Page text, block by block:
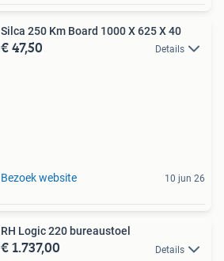
Silca 250 Km Board 1000 X 625 X 40
€ 47,50 Details
Bezoek website 10 jun 26
RH Logic 220 bureaustoel
€ 1.737,00 Details